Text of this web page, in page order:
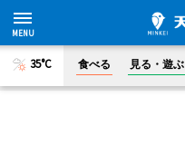
35°C 食べる 見る・遊ぶ